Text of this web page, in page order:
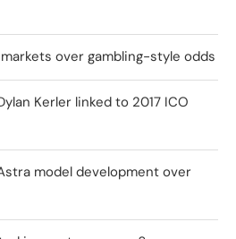
over gambling-style odds
Kerler linked to 2017 ICO
model development over